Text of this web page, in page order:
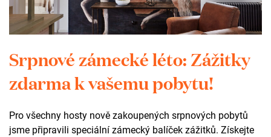
VÍCE
REZERVACE
Srpnové zámecké léto: Zážitky
zdarma k vašemu pobytu!
Pro všechny hosty nově zakoupených srpnových pobytů
jsme připravili speciální zámecký balíček zážitků. Získejte